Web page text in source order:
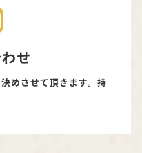
せ
めさせて頂きます。持